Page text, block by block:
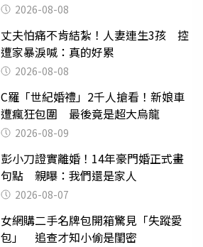
2026-08-08
丈夫怕痛不肯結紮！人妻連生3孩 控
遭家暴淚喊：真的好累
2026-08-08
C羅「世紀婚禮」2千人搶看！新娘車
遭瘋狂包圍 最後竟是超大烏龍
2026-08-09
彭小刀證實離婚！14年豪門婚正式畫
句點 親曝：我們還是家人
2026-08-07
女網購二手名牌包開箱驚見「失蹤愛
包」 追查才知小偷是閨密